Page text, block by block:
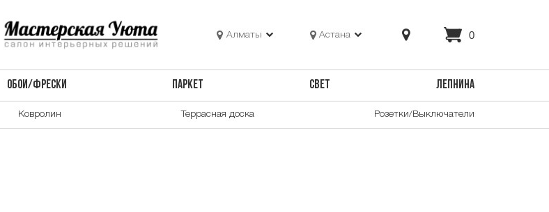
Алматы Астана 0
ОБОИ/ФРЕСКИ ПАРКЕТ СВЕТ ЛЕПНИНА
Ковролин Террасная доска Розетки/Выключатели